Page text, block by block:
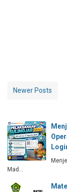
Newer Posts
Mad…